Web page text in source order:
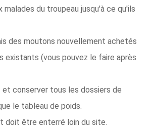
malades du troupeau jusqu'à ce qu'ils
des moutons nouvellement achetés
existants (vous pouvez le faire après
et conserver tous les dossiers de
le tableau de poids.
doit être enterré loin du site.